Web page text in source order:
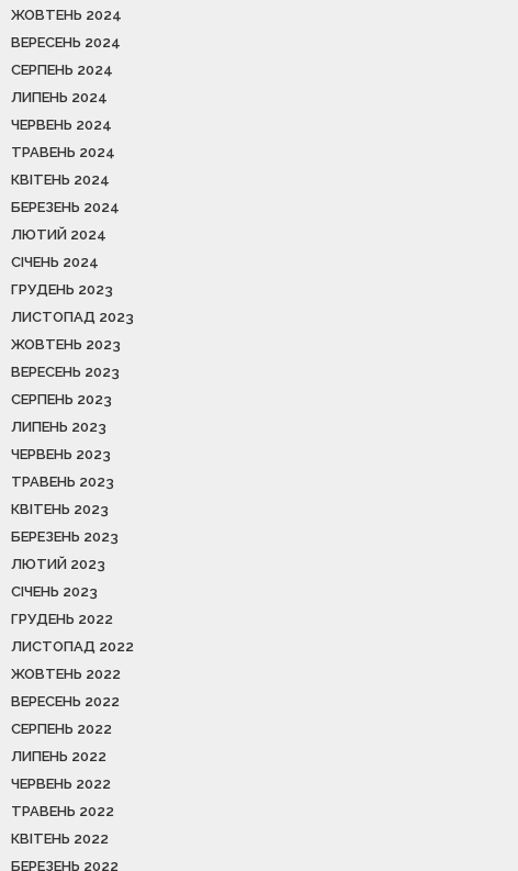
ЖОВТЕНЬ 2024
ВЕРЕСЕНЬ 2024
СЕРПЕНЬ 2024
ЛИПЕНЬ 2024
ЧЕРВЕНЬ 2024
ТРАВЕНЬ 2024
КВІТЕНЬ 2024
БЕРЕЗЕНЬ 2024
ЛЮТИЙ 2024
СІЧЕНЬ 2024
ГРУДЕНЬ 2023
ЛИСТОПАД 2023
ЖОВТЕНЬ 2023
ВЕРЕСЕНЬ 2023
СЕРПЕНЬ 2023
ЛИПЕНЬ 2023
ЧЕРВЕНЬ 2023
ТРАВЕНЬ 2023
КВІТЕНЬ 2023
БЕРЕЗЕНЬ 2023
ЛЮТИЙ 2023
СІЧЕНЬ 2023
ГРУДЕНЬ 2022
ЛИСТОПАД 2022
ЖОВТЕНЬ 2022
ВЕРЕСЕНЬ 2022
СЕРПЕНЬ 2022
ЛИПЕНЬ 2022
ЧЕРВЕНЬ 2022
ТРАВЕНЬ 2022
КВІТЕНЬ 2022
БЕРЕЗЕНЬ 2022